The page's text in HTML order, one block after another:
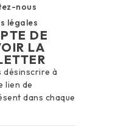
nous
légales
DE
LA
désinscrire à
lien de
dans chaque